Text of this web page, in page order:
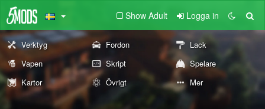
Show Adult Logga in
Verktyg Fordon
Lack
Vapen
Skript
Spelare
Kartor
Övrigt Mer